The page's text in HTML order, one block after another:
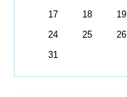
17
18 19
24
25 26
31